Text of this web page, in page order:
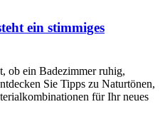
ein stimmiges
ob ein Badezimmer ruhig,
Sie Tipps zu Naturtönen,
für Ihr neues